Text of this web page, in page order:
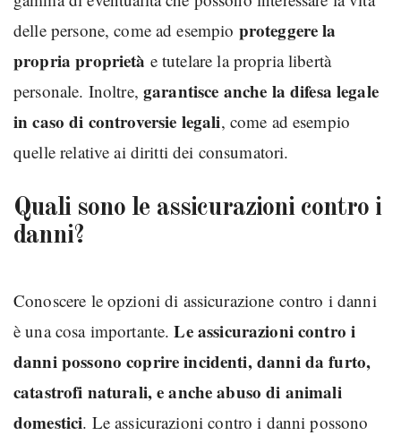
delle persone, come ad esempio proteggere la
propria proprietà e tutelare la propria libertà
personale. Inoltre, garantisce anche la difesa legale
in caso di controversie legali, come ad esempio
quelle relative ai diritti dei consumatori.
Quali sono le assicurazioni contro i
danni?
Conoscere le opzioni di assicurazione contro i danni
è una cosa importante.Le assicurazioni contro i
danni possono coprire incidenti, danni da furto,
catastrofi naturali, e anche abuso di animali
domestici. Le assicurazioni contro i danni possono